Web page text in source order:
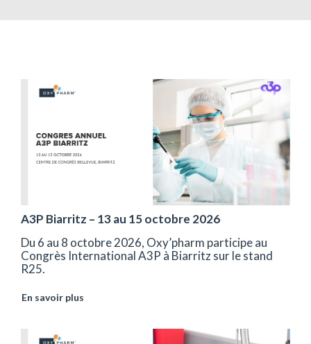
A3P Biarritz – 13 au 15 octobre 2026
Du 6 au 8 octobre 2026, Oxy’pharm participe au
Congrès International A3P à Biarritz sur le stand
R25.
En savoir plus